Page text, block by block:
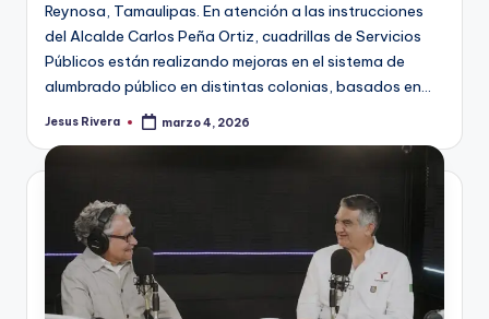
Reynosa, Tamaulipas. En atención a las instrucciones
del Alcalde Carlos Peña Ortiz, cuadrillas de Servicios
Públicos están realizando mejoras en el sistema de
alumbrado público en distintas colonias, basados en…
Publicado
Jesus Rivera marzo 4, 2026